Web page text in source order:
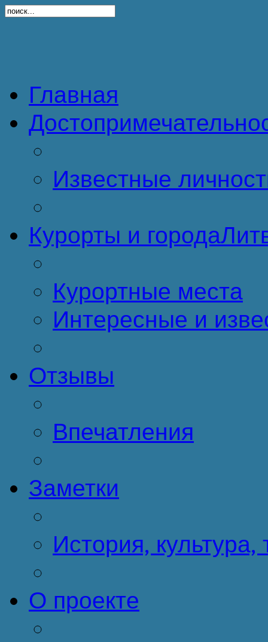
Главная
Известные
Курорты и города
Курортные места
Интересные и
Отзывы
Впечатления
Заметки
История, культура,
О проекте